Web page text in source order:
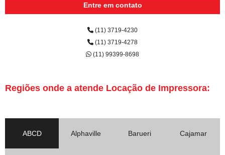
Entre em contato
(11) 3719-4230
(11) 3719-4278
(11) 99399-8698
Regiões onde a atende Locação de Impressora:
ABCD Alphaville Barueri Cajamar